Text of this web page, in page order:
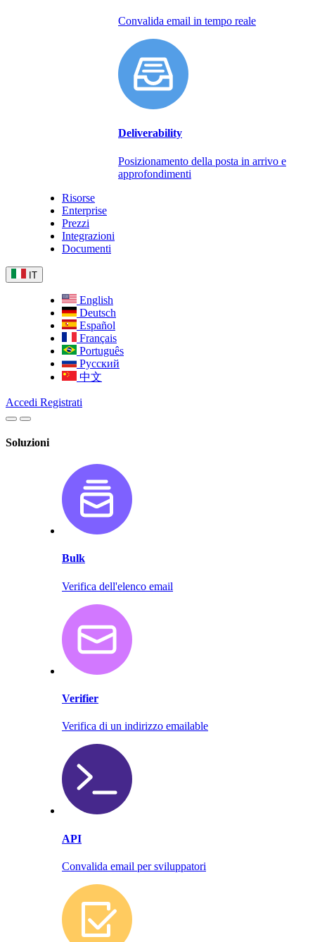
Convalida email in tempo reale
Deliverability
Posizionamento della posta in arrivo e
approfondimenti
Risorse
Enterprise
Prezzi
Integrazioni
Documenti
IT
English
Deutsch
Español
Français
Português
Русский
中文
Accedi Registrati
Soluzioni
Bulk
Verifica dell'elenco email
Verifier
Verifica di un indirizzo emailable
API
Convalida email per sviluppatori